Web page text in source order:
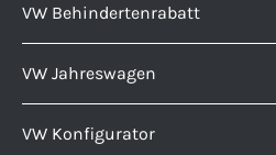
VW Behindertenrabatt
VW Jahreswagen
VW Konfigurator